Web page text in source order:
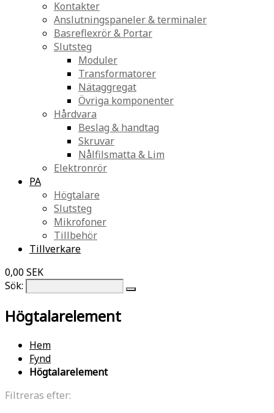
Kontakter
Anslutningspaneler & terminaler
Basreflexrör & Portar
Slutsteg
Moduler
Transformatorer
Nätaggregat
Övriga komponenter
Hårdvara
Beslag & handtag
Skruvar
Nålfilsmatta & Lim
Elektronrör
PA
Högtalare
Slutsteg
Mikrofoner
Tillbehör
Tillverkare
0,00 SEK
Sök:
Högtalarelement
Hem
Fynd
Högtalarelement
Filtreras efter: